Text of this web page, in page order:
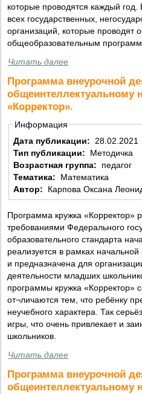
которые проводятся каждый год.
всех государственных,
организаций, которые проводят
общеобразовательным
Читать далее
Программа внеурочной
общеинтеллектуальному
«Корректор».
Информация
Дата публикации:
28.02.2021
Тип публикации:
Методичка
Возрастная группа:
педагог
Тематика:
Математика
Автор:
Карпова Оксана
Программа кружка «Корректор»
требованиями Федерального
образовательного стандарта
реализуется в рамках
и предназначена для
деятельности младших
программы кружка «Корректор»
от¬личаются тем, что ребёнку
неучебного характера. Так
игры, что очень привлекает и
школьников.
Читать далее
Программа внеурочной
общеинтеллектуальному